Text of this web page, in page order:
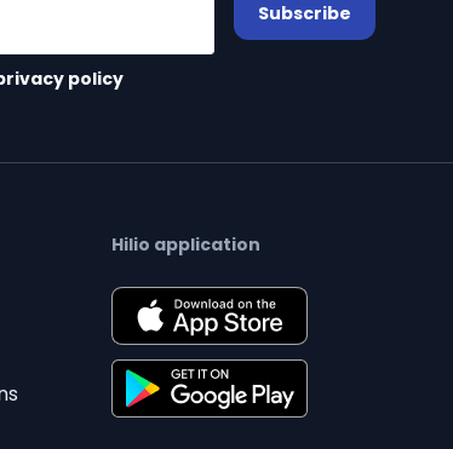
policy
Subscribe
Hilio application